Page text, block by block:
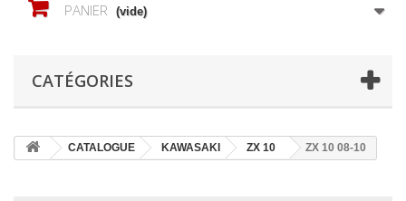
PANIER (vide)
CATÉGORIES
CATALOGUE KAWASAKI ZX 10 ZX 10 08-10